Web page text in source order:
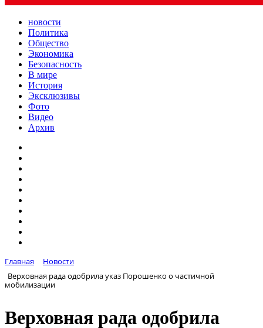
новости
Политика
Общество
Экономика
Безопасность
В мире
История
Эксклюзивы
Фото
Видео
Архив
Главная
Новости
Верховная рада одобрила указ Порошенко о частичной
мобилизации
Верховная рада одобрила